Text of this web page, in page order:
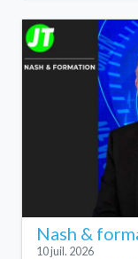
Nash &
10 juil. 2026